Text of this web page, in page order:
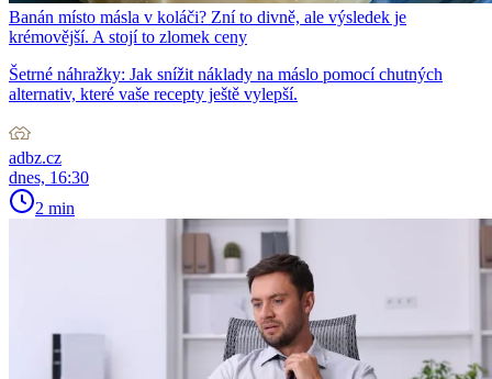
Banán místo másla v koláči? Zní to divně, ale výsledek je
krémovější. A stojí to zlomek ceny
Šetrné náhražky: Jak snížit náklady na máslo pomocí chutných
alternativ, které vaše recepty ještě vylepší.
adbz.cz
dnes, 16:30
2 min